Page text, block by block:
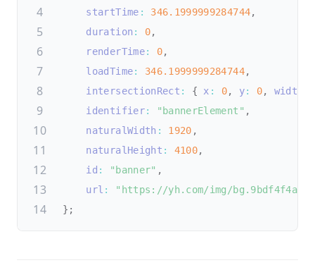
startTime : 346.1999999284744,
duration : 0,
renderTime: 0,
loadTime: 346.1999999284744,
intersectionRect : { x : 0, y: 0, width
identifier: "bannerElement" ,
naturalWidth : 1920 ,
naturalHeight : 4100,
id : "banner" ,
url :
"https://yh.com/img/
} ;